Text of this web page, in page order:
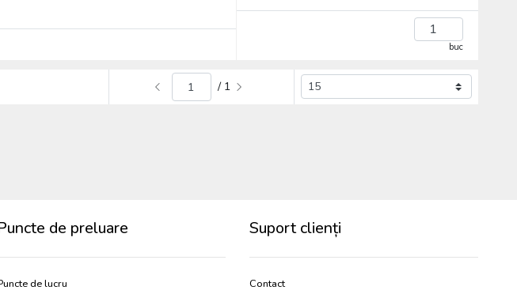
buc
/ 1
de preluare
de lucru
Suport clienți
Contact